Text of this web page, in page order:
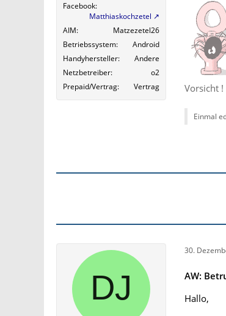
Facebook
Matthiaskochzetel
AIM
Matzezetel26
Betriebssystem
Android
Handyhersteller
Andere
Netzbetreiber
o2
Prepaid/Vertrag
Vertrag Vorsicht
Einmal
30.
AW:
Hallo,